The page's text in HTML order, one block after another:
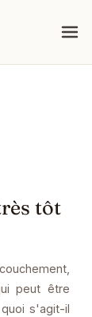
tôt
peut être
s'agit-il